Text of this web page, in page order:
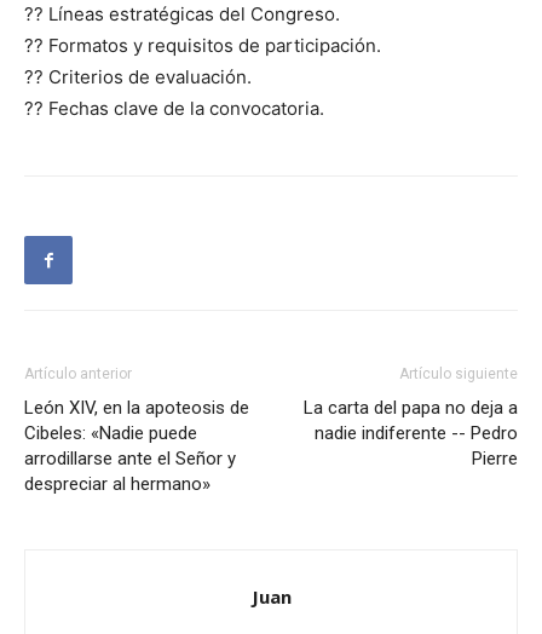
?? Líneas estratégicas del Congreso.
?? Formatos y requisitos de participación.
?? Criterios de evaluación.
?? Fechas clave de la convocatoria.
Artículo anterior
León XIV, en la apoteosis de
Cibeles: «Nadie puede
arrodillarse ante el Señor y
despreciar al hermano»
Artículo siguiente
La carta del papa no deja a
nadie indiferente -- Pedro
Pierre
Juan